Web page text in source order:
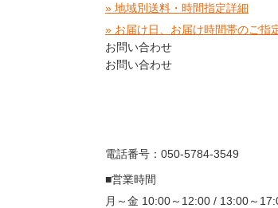
» 地域別送料・時間指定詳細
» お届け日、お届け時間帯のご指
お問い合わせ
お問い合わせ
電話番号：050-5784-3549
■営業時間
月～金 10:00～12:00 / 13:00～